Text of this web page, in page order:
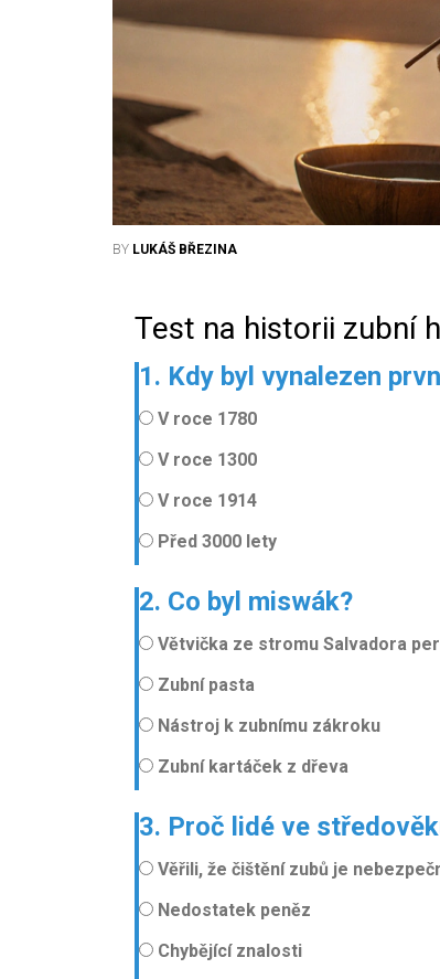
BY LUKÁŠ BŘEZINA
Test na historii zubní
1. Kdy byl vynalezen
V roce 1780
V roce 1300
V roce 1914
Před 3000 lety
2. Co byl miswák?
Větvička ze stromu Salvadora
Zubní pasta
Nástroj k zubnímu zákroku
Zubní kartáček z dřeva
3. Proč lidé ve
Věřili, že čištění zubů je
Nedostatek peněz
Chybějící znalosti